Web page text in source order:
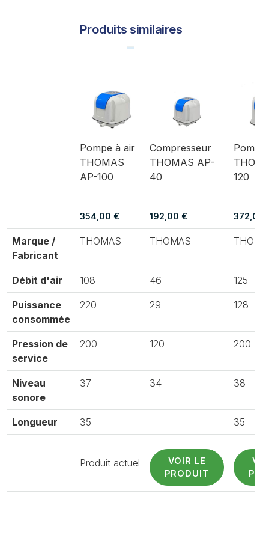
Produits similaires
Pompe à air
THOMAS
AP-100
354,00 €
Compresseur
THOMAS AP-
40
192,00 €
Pompe
120
372,00
Marque /
Fabricant
THOMAS THOMAS
Débit d'air 108 46 125
Puissance
consommée
220 29 128
Pression de
service
200 120 200
Niveau
sonore
37 34 38
Longueur 35 35
Produit actuel
VOIR LE
PRODUIT